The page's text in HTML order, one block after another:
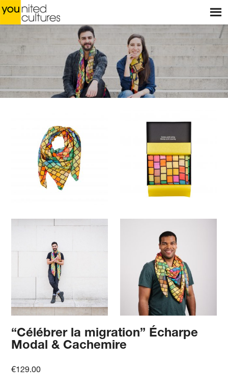
ACCUEIL
ATELIERS
“Célébrer la migration” Écharpe
Modal & Cachemire
€129.00